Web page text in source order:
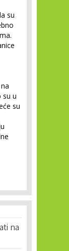
su
su u
su
na